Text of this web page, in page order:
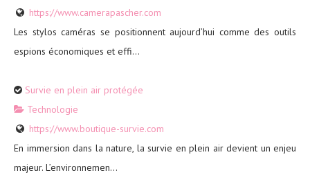
https://www.camerapascher.com
Les stylos caméras se positionnent aujourd’hui comme des outils
espions économiques et effi...
Survie en plein air protégée
Technologie
https://www.boutique-survie.com
En immersion dans la nature, la survie en plein air devient un enjeu
majeur. L’environnemen...